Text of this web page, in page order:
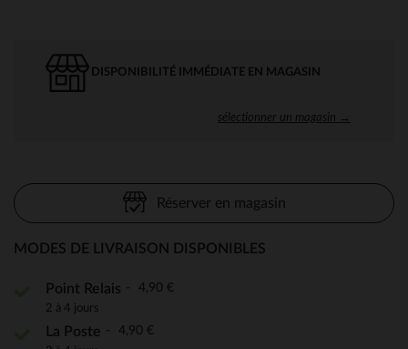
DISPONIBILITÉ IMMÉDIATE EN MAGASIN
sélectionner un magasin →
Réserver en magasin
MODES DE LIVRAISON DISPONIBLES
Point Relais 4,90 €
2 à 4 jours
La Poste 4,90 €